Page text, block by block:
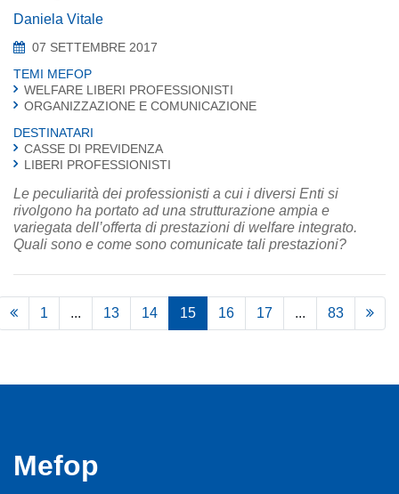
Daniela Vitale
07 SETTEMBRE 2017
TEMI MEFOP
WELFARE LIBERI PROFESSIONISTI
ORGANIZZAZIONE E COMUNICAZIONE
DESTINATARI
CASSE DI PREVIDENZA
LIBERI PROFESSIONISTI
Le peculiarità dei professionisti a cui i diversi Enti si
rivolgono ha portato ad una strutturazione ampia e
variegata dell’offerta di prestazioni di welfare integrato.
Quali sono e come sono comunicate tali prestazioni?
1 ... 13 14 15 16 17 ... 83
Mefop